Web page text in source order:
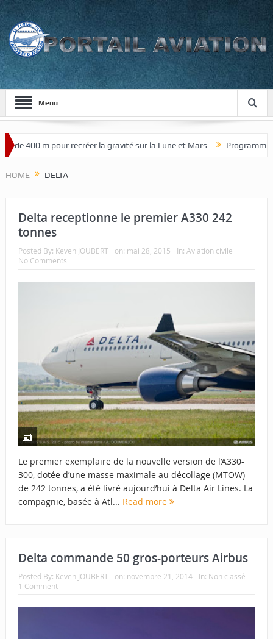
Menu
400 m pour recréer la gravité sur la Lune et Mars Programme
HOME DELTA
Delta receptionne le premier A330 242
tonnes
Posted By: Keven JOUBERT on: mai 28, 2015 In: Aviation civile
No Comments
Le premier exemplaire de la nouvelle version de l’A330-
300, dotée d’une masse maximale au décollage (MTOW)
de 242 tonnes, a été livré aujourd’hui à Delta Air Lines. La
compagnie, basée à Atl... Read more
Delta commande 50 gros-porteurs Airbus
Posted By: Keven JOUBERT on: novembre 21, 2014 In: Non classé
1 Comment